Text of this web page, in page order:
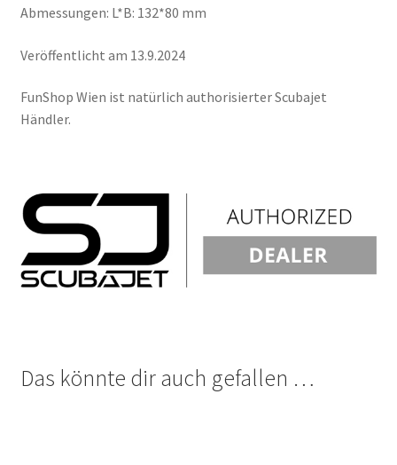
Abmessungen: L*B: 132*80 mm
Veröffentlicht am 13.9.2024
FunShop Wien ist natürlich authorisierter Scubajet
Händler.
Das könnte dir auch gefallen …